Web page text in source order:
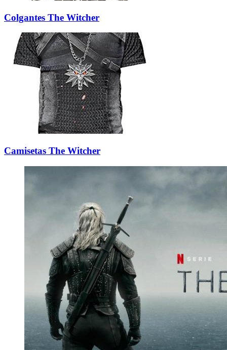
Colgantes The Witcher
Camisetas The Witcher